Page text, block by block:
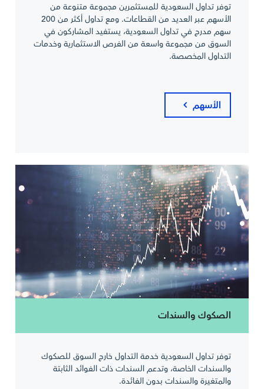
توفر تداول السعودية للمستثمرين مجموعة متنوعة من
الأسهم عبر العديد من القطاعات. ومع تداول أكثر من 200
سهم مدرج في تداول السعودية، يستفيد المشاركون في
السوق من مجموعة واسعة من الفرص الاستثمارية وخدمات
التداول المخصصة.
الأسهم
الصكوك والسندات
توفر تداول السعودية خدمة التداول خارج السوق للصكوك
والسندات الخاصة، وتدعم السندات ذات الفوائد الثابتة
والمتغيرة والسندات بدون الفائدة.